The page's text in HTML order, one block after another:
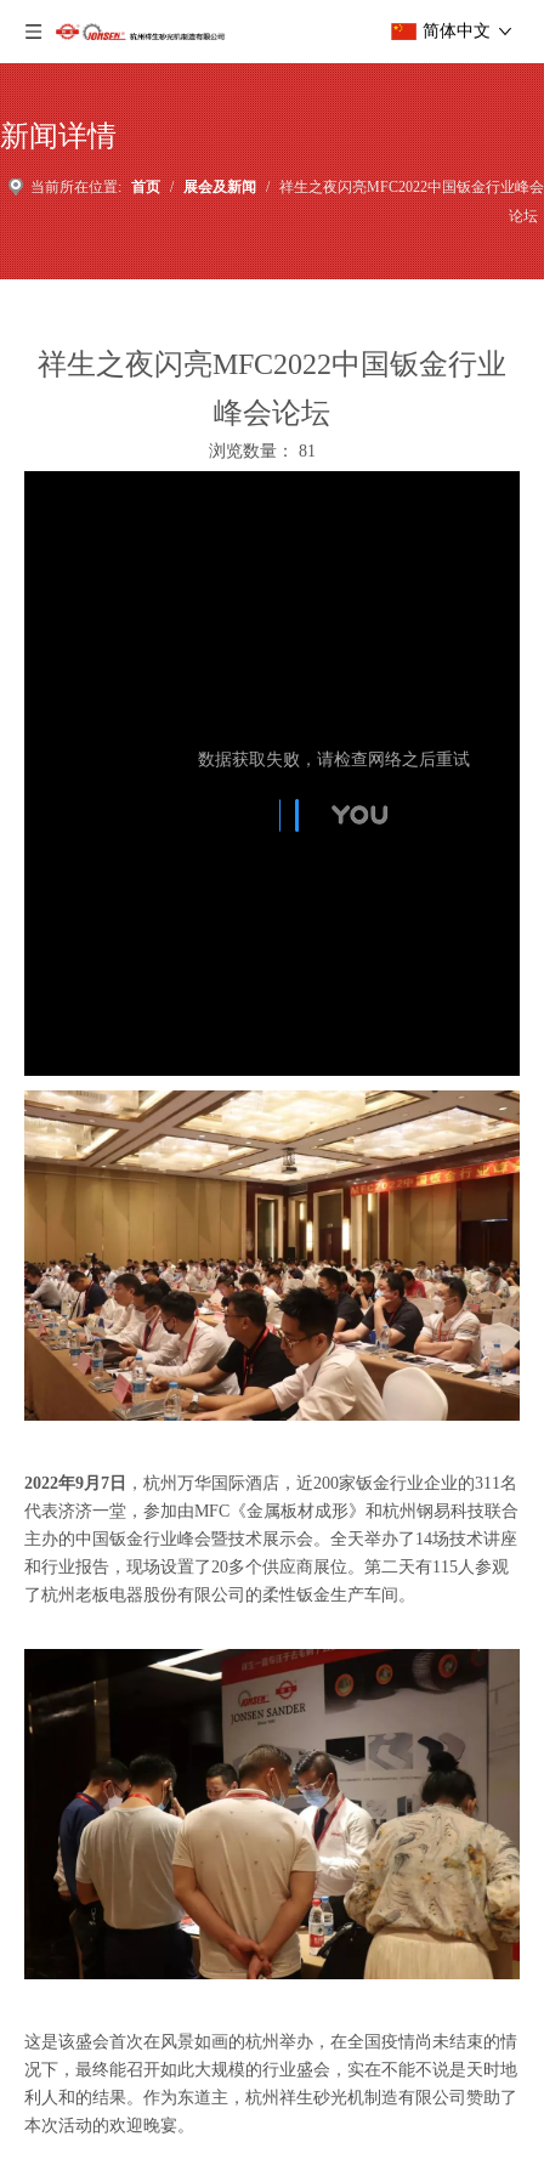
简体中文
新闻详情
当前所在位置: 首页 / 展会及新闻 / 祥生之夜闪亮MFC2022中国钣金行业峰会
论坛
祥生之夜闪亮MFC2022中国钣金行业
峰会论坛
浏览数量： 81
2022年9月7日 ，杭州万华国际酒店，近200家钣金行业企业的311名
代表济济一堂，参加由MFC《金属板材成形》和杭州钢易科技联合
主办的中国钣金行业峰会暨技术展示会。全天举办了14场技术讲座
和行业报告，现场设置了20多个供应商展位。第二天有115人参观
了杭州老板电器股份有限公司的柔性钣金生产车间。
这是该盛会首次在风景如画的杭州举办，在全国疫情尚未结束的情
况下，最终能召开如此大规模的行业盛会，实在不能不说是天时地
利人和的结果。作为东道主，杭州祥生砂光机制造有限公司赞助了
本次活动的欢迎晚宴。